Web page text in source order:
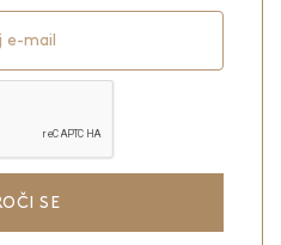
e-mail
SE